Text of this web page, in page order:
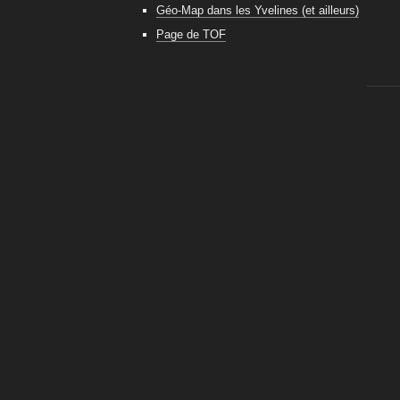
Géo-Map dans les Yvelines (et ailleurs)
Page de TOF